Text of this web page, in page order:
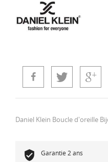
Daniel Klein Boucle d'oreille
Garantie 2 ans